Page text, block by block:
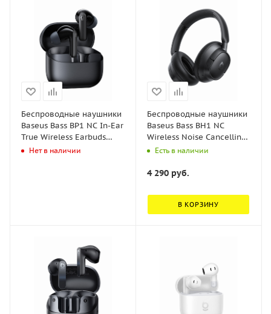
Беспроводные наушники
Baseus Bass BP1 NC In-Ear
True Wireless Earbuds
Чёрный (A0010704)
Нет в наличии
Беспроводные наушники
Baseus Bass BH1 NC
Wireless Noise Cancelling
Headphones Чёрный
Есть в наличии
4 290 руб.
В КОРЗИНУ